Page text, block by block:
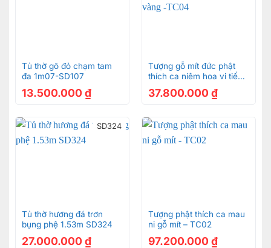
Tủ thờ gõ đỏ chạm tam
đa 1m07-SD107
13.500.000 ₫
Tượng gỗ mít đức phật
thích ca niêm hoa vi tiếu
37.800.000 ₫
SD324
Tủ thờ hương đá trơn
bụng phệ 1.53m SD324
27.000.000 ₫
Tượng phật thích ca mau
ni gỗ mít – TC02
97.200.000 ₫